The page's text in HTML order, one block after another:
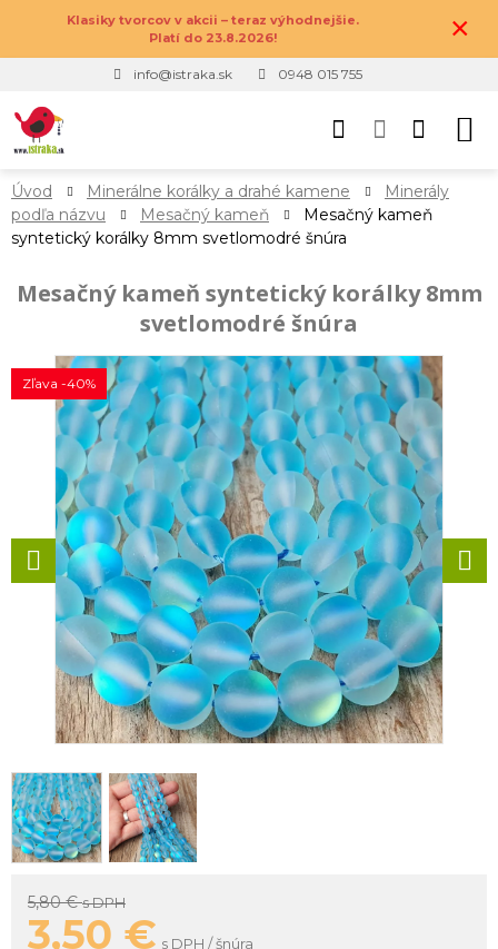
Klasiky tvorcov v akcii – teraz výhodnejšie.
Platí do 23.8.2026!
×
info@istraka.sk 0948 015 755
Úvod Minerálne korálky a drahé kamene
Minerály
podľa názvu
Mesačný kameň
Mesačný kameň
syntetický korálky 8mm svetlomodré šnúra
Mesačný kameň syntetický korálky 8mm
svetlomodré šnúra
Zľava -40%
5,80 €s DPH
3,50 € s DPH / šnúra